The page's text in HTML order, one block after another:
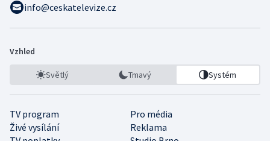
info@ceskatelevize.cz
Vzhled
Světlý Tmavý Systém
TV program
Pro média
Živé vysílání
Reklama